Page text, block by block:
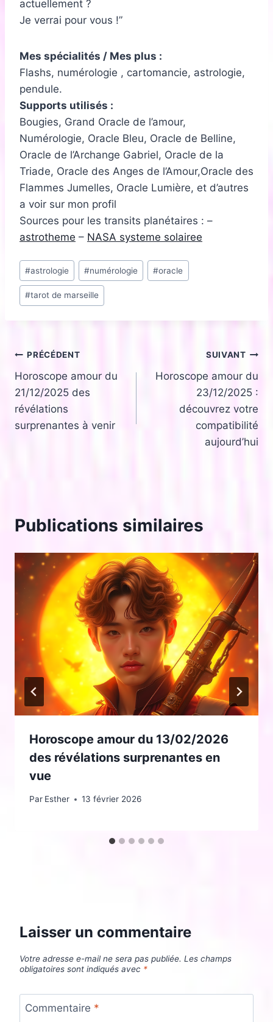
actuellement ?
Je verrai pour vous !
Mes spécialités / Mes plus :
Flashs, numérologie , cartomancie, astrologie,
pendule.
Supports utilisés :
Bougies, Grand Oracle de l’amour,
Numérologie, Oracle Bleu, Oracle de Belline,
Oracle de l’Archange Gabriel, Oracle de la
Triade, Oracle des Anges de l’Amour,Oracle des
Flammes Jumelles, Oracle Lumière, et d’autres
a voir sur mon profil
Sources pour les transits planétaires : –
astrotheme – NASA systeme solairee
Étiquettes
de
la
#astrologie #numérologie #oracle
#tarot de marseille
Navigation
de
l’article
PRÉCÉDENT
Horoscope amour du
21/12/2025 des
révélations
surprenantes à venir
SUIVANT
Horoscope amour du
23/12/2025 :
découvrez votre
compatibilité
aujourd’hui
Publications similaires
Horoscope amour du 13/02/2026
des révélations surprenantes en
vue
Par Esther 13 février 2026
Laisser un commentaire
Votre adresse e-mail ne sera pas publiée. Les champs
obligatoires sont indiqués avec *
Commentaire *